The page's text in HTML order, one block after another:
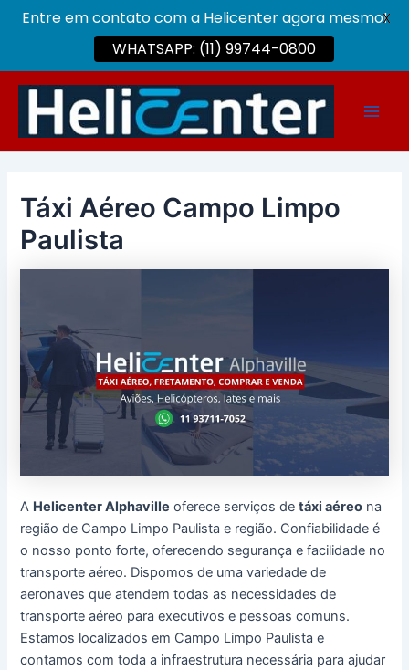
conteúdo
Táxi Aéreo Campo Limpo
Paulista
A Helicenter Alphaville oferece serviços detáxi aéreo na
região de Campo Limpo Paulista e região. Confiabilidade é
o nosso ponto forte, oferecendo segurança e facilidade no
transporte aéreo. Dispomos de uma variedade de
aeronaves que atendem todas as necessidades de
transporte aéreo para executivos e pessoas comuns.
Estamos localizados em Campo Limpo Paulista e
contamos com toda a infraestrutura necessária para ajudar
Entre em contato com a Helicenter agora mesmo!
WHATSAPP: (11) 99744-0800
X